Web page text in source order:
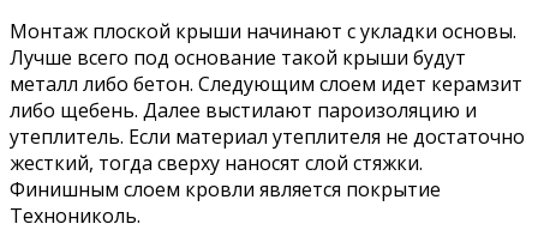
Монтаж плоской крыши начинают с укладки основы.
Лучше всего под основание такой крыши будут
металл либо бетон. Следующим слоем идет керамзит
либо щебень. Далее выстилают пароизоляцию и
утеплитель. Если материал утеплителя не достаточно
жесткий, тогда сверху наносят слой стяжки.
Финишным слоем кровли является покрытие
Технониколь.